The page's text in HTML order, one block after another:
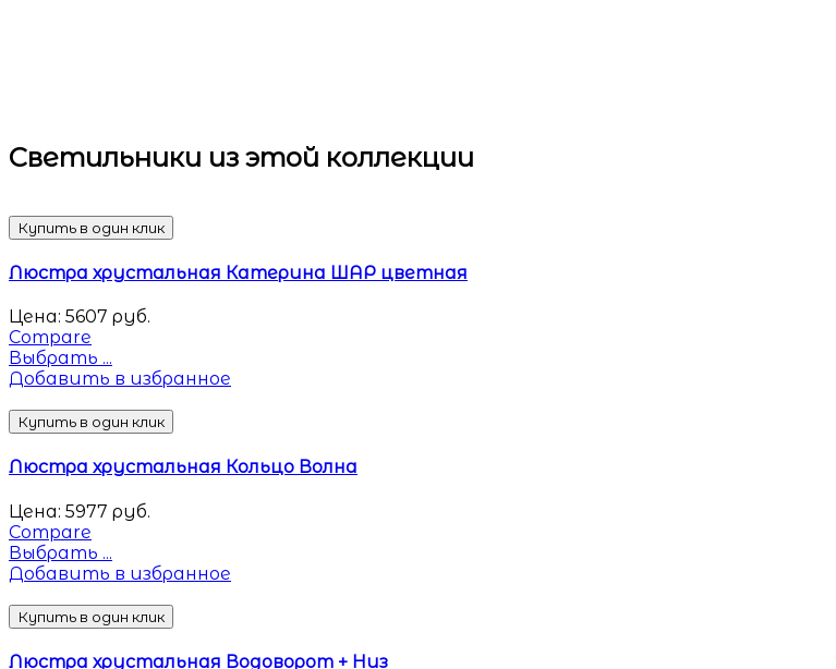
Светильники из этой коллекции
Купить в один клик
Люстра хрустальная Катерина ШАР цветная
Цена: 5607 руб.
Compare
Выбрать ...
Добавить в избранное
Купить в один клик
Люстра хрустальная Кольцо Волна
Цена: 5977 руб.
Compare
Выбрать ...
Добавить в избранное
Купить в один клик
Люстра хрустальная Водоворот + Низ